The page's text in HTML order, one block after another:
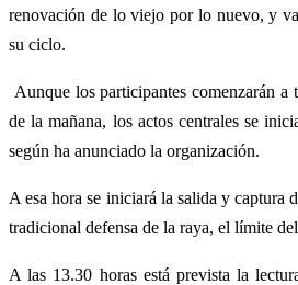
renovación de lo viejo por lo nuevo, y
su ciclo.
Aunque los participantes comenzarán
de la mañana, los actos centrales se
según ha anunciado la organización.
A esa hora se iniciará la salida y captura
tradicional defensa de la raya, el límite
A las 13.30 horas está prevista la